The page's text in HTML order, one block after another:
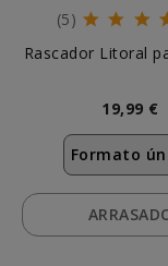
(5)
Rascador Litoral
19,99 €
Formato